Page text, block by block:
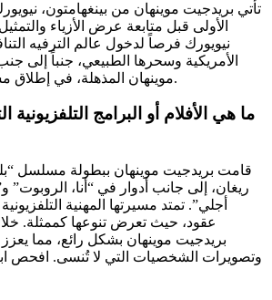
تأتي بريدجيت موينهان من بينغهامتون،
الأولى قبل متابعة عرض الأزياء
نيويورك فرصاً لدخول عالم الترفيه
الأمريكية وسحرها الطبيعي، جنباً إلى
موينهان المذهلة، في إطلاق مسيرتها المهنية الناجحة.
ما هي الأفلام أو البرامج
قامت بريدجيت موينهان ببطولة مسلسل
ريغان، إلى جانب أدوار في “أنا،
أجلي”. تمتد مسيرتها المهنية
عقود، حيث تعرض تنوعها كممثلة.
بريدجيت موينهان بشكل رائع، مما
وتصويرات الشخصيات التي لا تُنسى. افحص